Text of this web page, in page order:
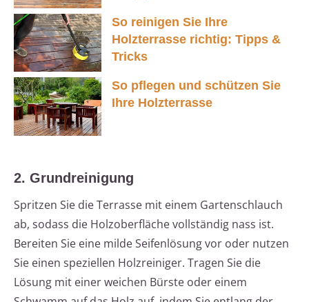
So reinigen Sie Ihre
Holzterrasse richtig: Tipps &
Tricks
So pflegen und schützen Sie
Ihre Holzterrasse
2. Grundreinigung
Spritzen Sie die Terrasse mit einem Gartenschlauch
ab, sodass die Holzoberfläche vollständig nass ist.
Bereiten Sie eine milde Seifenlösung vor oder nutzen
Sie einen speziellen Holzreiniger. Tragen Sie die
Lösung mit einer weichen Bürste oder einem